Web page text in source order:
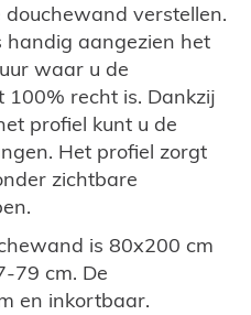
verstellen.
handig aangezien het
waar u de
recht is. Dankzij
profiel kunt u de
Het profiel zorgt
zichtbare
is 80x200 cm
79 cm. De
en inkortbaar.